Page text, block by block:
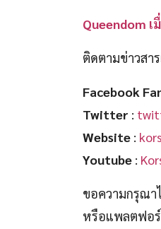
Queendom
ติดตามข่าวสา
Facebook
Twitter :
Website :
Youtube :
ขอความกรุณา
หรือแพลตฟอ